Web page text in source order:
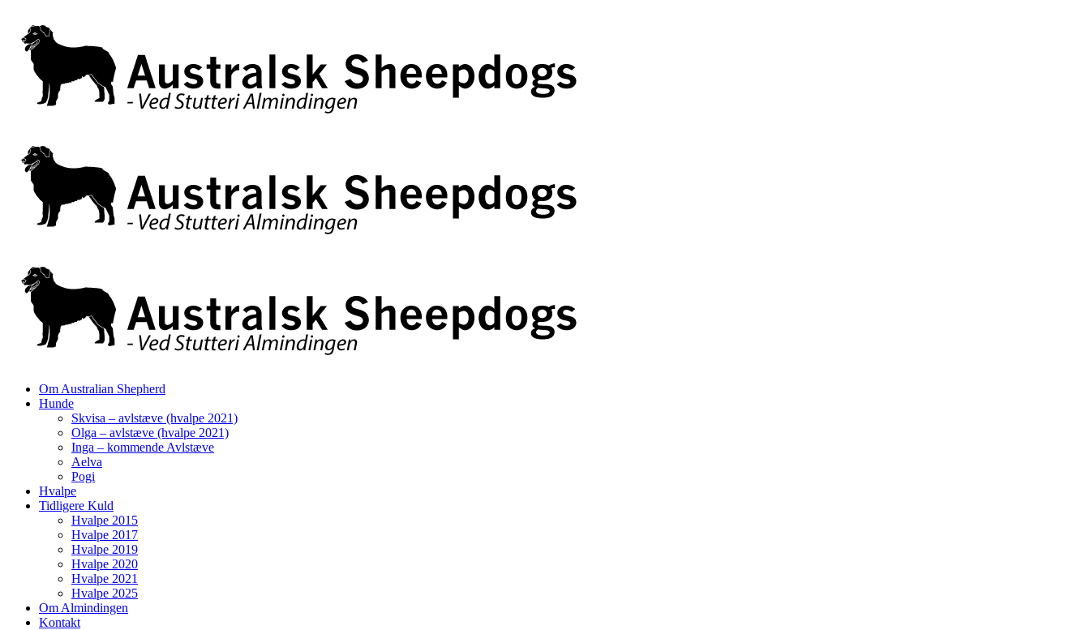
Om Australian Shepherd
Hunde
Skvisa – avlstæve (hvalpe 2021)
Olga – avlstæve (hvalpe 2021)
Inga – kommende Avlstæve
Aelva
Pogi
Hvalpe
Tidligere Kuld
Hvalpe 2015
Hvalpe 2017
Hvalpe 2019
Hvalpe 2020
Hvalpe 2021
Hvalpe 2025
Om Almindingen
Kontakt